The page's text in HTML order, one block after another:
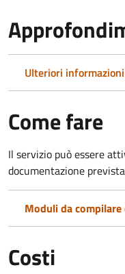
Ulteriori informazioni
Come fare
Il servizio può essere
documentazione
Moduli da
Costi